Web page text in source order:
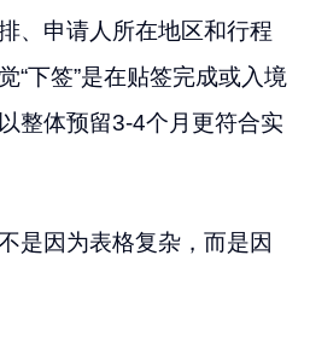
、申请人所在地区和行程
“下签”是在贴签完成或入境
整体预留3-4个月更符合实
是因为表格复杂，而是因